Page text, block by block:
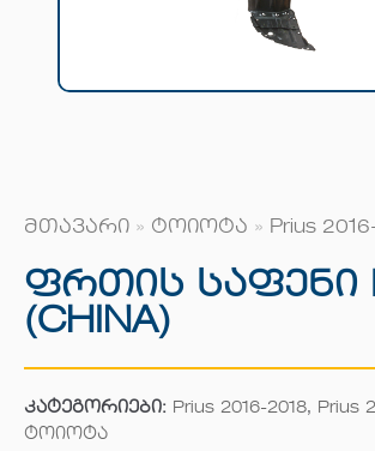
მთავარი » ტოიოტა » Prius
Ფრთის Საფენი
(CHINA)
კატეგორიები: Prius 2016-2018, Prius
ტოიოტა